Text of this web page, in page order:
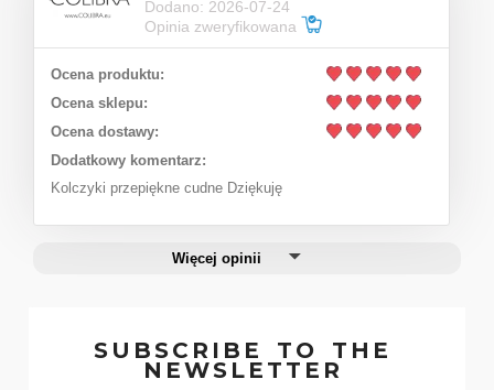
Onyx dragonfly necklace, enamel toggle
Dodano: 2026-07-24
Opinia zweryfikowana
Ocena produktu:
Ocena sklepu:
Ocena dostawy:
Dodatkowy komentarz:
Kolczyki przepiękne cudne Dziękuję
Więcej opinii
SUBSCRIBE TO THE
NEWSLETTER